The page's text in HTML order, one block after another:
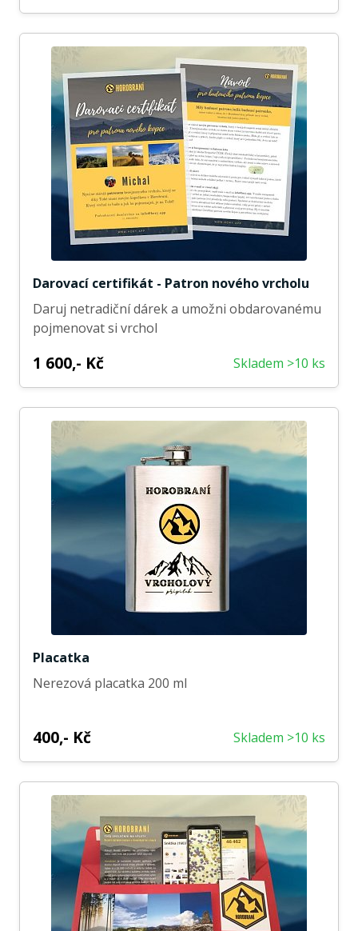
Darovací certifikát - Patron nového vrcholu
Daruj netradiční dárek a umožni obdarovanému
pojmenovat si vrchol
1 600,- Kč Skladem >10 ks
Placatka
Nerezová placatka 200 ml
400,- Kč Skladem >10 ks